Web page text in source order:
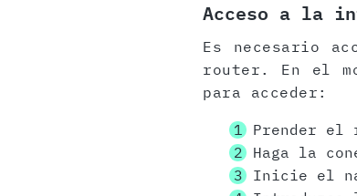
Acceso a la
Es necesario
router. En el
para acceder:
Prender el
Haga la
Inicie el